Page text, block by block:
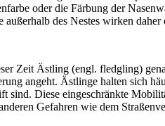
oder die Färbung der
des Nestes wirken
Zeit Ästling (engl. fledgling)
angeht. Ästlinge halten sich
Diese eingeschränkte
Gefahren wie dem